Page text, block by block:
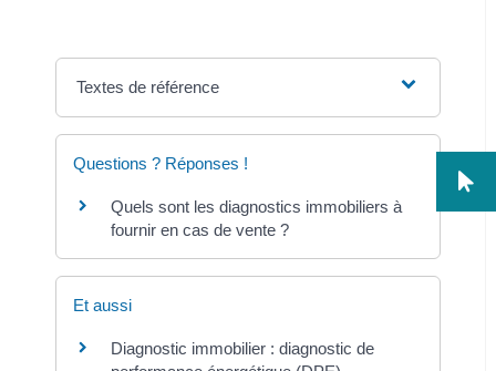
Textes de référence
Questions ? Réponses !
Quels sont les diagnostics immobiliers à
fournir en cas de vente ?
Et aussi
Diagnostic immobilier : diagnostic de